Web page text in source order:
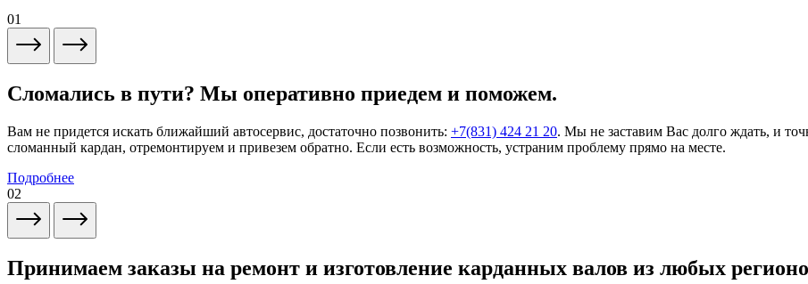
01
Сломались в пути? Мы оперативно приедем и поможем.
Вам не придется искать ближайший автосервис, достаточно позвонить: +7(831) 424 21 20. Мы не заставим Вас долго ждать, и
сломанный кардан, отремонтируем и привезем обратно. Если есть возможность, устраним проблему прямо на месте.
Подробнее
02
Принимаем заказы на ремонт и изготовление карданных валов из любых